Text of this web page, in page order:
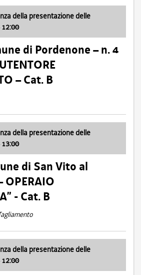
della presentazione delle
di Pordenone – n. 4
– Cat. B
della presentazione delle
di San Vito al
OPERAIO
- Cat. B
della presentazione delle